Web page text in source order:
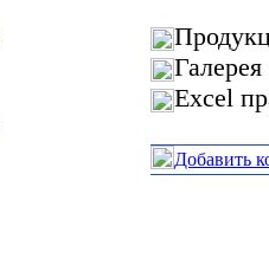
Excel
Добавить